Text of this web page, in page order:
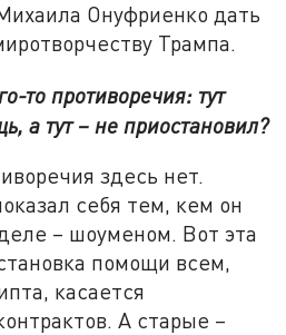
Онуфриенко дать
Трампа.
то противоречия: тут
а тут – не приостановил?
здесь нет.
себя тем, кем он
– шоуменом. Вот эта
помощи всем,
касается
А старые –